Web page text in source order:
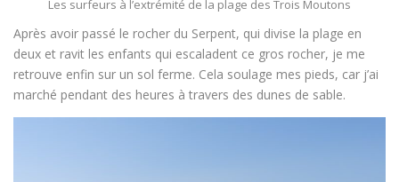
Les surfeurs à l’extrémité de la plage des Trois Moutons
Après avoir passé le rocher du Serpent, qui divise la plage en
deux et ravit les enfants qui escaladent ce gros rocher, je me
retrouve enfin sur un sol ferme. Cela soulage mes pieds, car j’ai
marché pendant des heures à travers des dunes de sable.